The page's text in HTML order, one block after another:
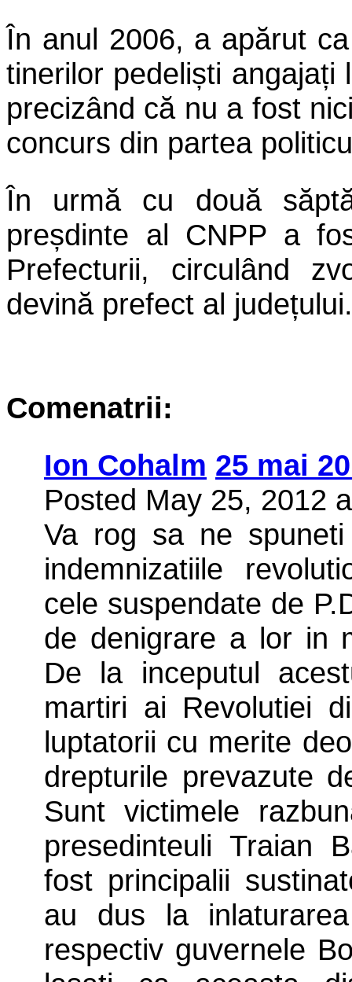
În anul 2006, a apărut
tinerilor pedeliști angajați
precizând că nu a fost
concurs din partea
În urmă cu două
preșdinte al CNPP a
Prefecturii, circulând
devină prefect al județului.
Comenatrii:
Ion Cohalm 25 mai
Posted May 25, 2012
Va rog sa ne
indemnizatiile
cele suspendate de
de denigrare a lor in
De la inceputul
martiri ai Revolutiei
luptatorii cu merite
drepturile prevazute
Sunt victimele
presedinteuli Traian
fost principalii
au dus la
respectiv guvernele